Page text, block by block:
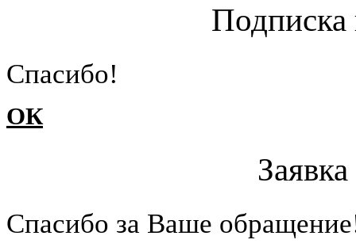
Подписка
Cпасибо!
ОК
Cпасибо за Ваше